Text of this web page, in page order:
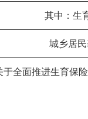
其中：生
城乡居
全面推进生育保